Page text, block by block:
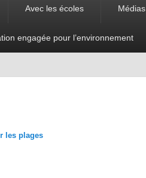
Avec les écoles Médias
engagée pour l’environnement
les plages